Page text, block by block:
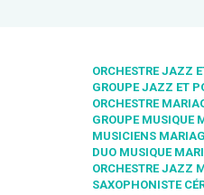
ORCHESTRE JAZZ
GROUPE JAZZ ET
ORCHESTRE
GROUPE MUSIQUE
MUSICIENS
DUO MUSIQUE
ORCHESTRE JAZZ
SAXOPHONISTE